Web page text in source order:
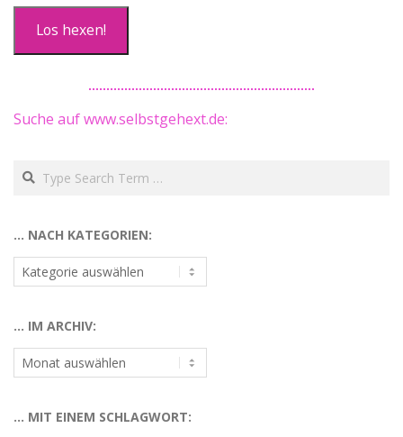
Los hexen!
Suche auf www.selbstgehext.de:
Search
… NACH KATEGORIEN:
…
nach
… IM ARCHIV:
…
im
… MIT EINEM SCHLAGWORT: